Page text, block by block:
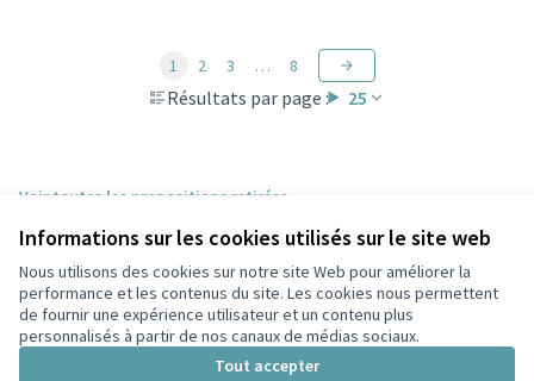
Informations sur les cookies utilisés sur le site web
Nous utilisons des cookies sur notre site Web pour améliorer la
performance et les contenus du site. Les cookies nous permettent
de fournir une expérience utilisateur et un contenu plus
personnalisés à partir de nos canaux de médias sociaux.
Tout accepter
Résultats par page : 25
1 2 3 … 8
Voir toutes les propositions retirées
Conditions d'utilisation
Paramètres des cookies
Participez Villeurbanne sur X
(Lien externe)
Participez Villeurbanne sur Facebook
Participez Villeurbanne sur Instagram
Participez Villeurbanne sur YouTube
(Lien externe)